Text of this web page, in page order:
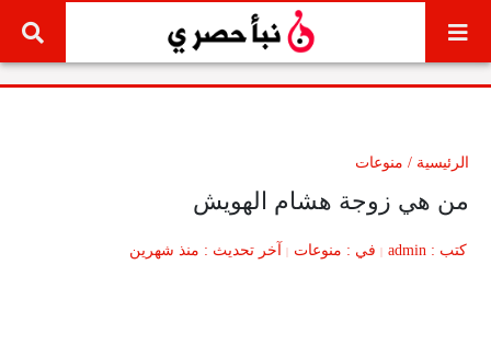
الرئيسية / منوعات
من هي زوجة هشام الهويش
كتب admin في منوعات آخر تحديث منذ شهرين